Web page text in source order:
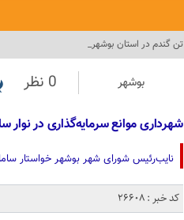
بوشهر 0 نظر
شهرداری موانع سرمایه‌گذاری در نوار
نایب‌رئیس شورای شهر بوشهر خواستار
کد خبر : 26608